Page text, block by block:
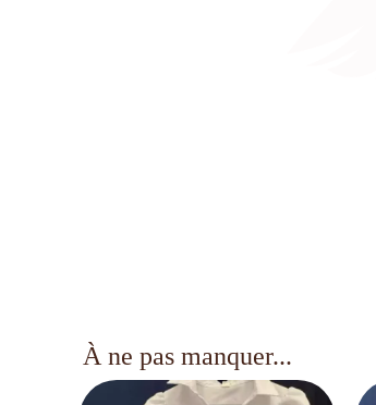
À ne pas manquer...